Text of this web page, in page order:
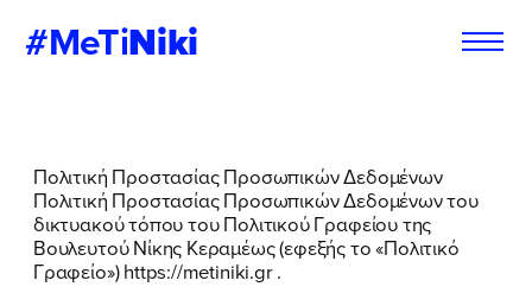
#MeTiNiki
Πολιτική Προστασίας Προσωπικών Δεδομένων
Πολιτική Προστασίας Προσωπικών Δεδομένων του
δικτυακού τόπου του Πολιτικού Γραφείου της
Βουλευτού Νίκης Κεραμέως (εφεξής το «Πολιτικό
Γραφείο») https://metiniki.gr .
Φόρμα
Εθελοντή
Εγγραφή στο
Newsletter